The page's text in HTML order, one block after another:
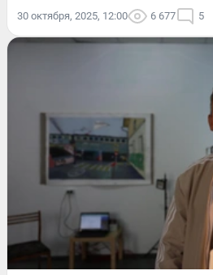
30 октября, 2025, 12:00 6 677 5